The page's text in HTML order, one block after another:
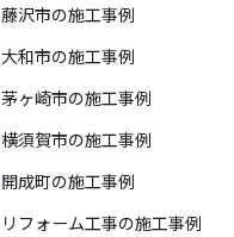
藤沢市の施工事例
大和市の施工事例
茅ヶ崎市の施工事例
横須賀市の施工事例
開成町の施工事例
リフォーム工事の施工事例